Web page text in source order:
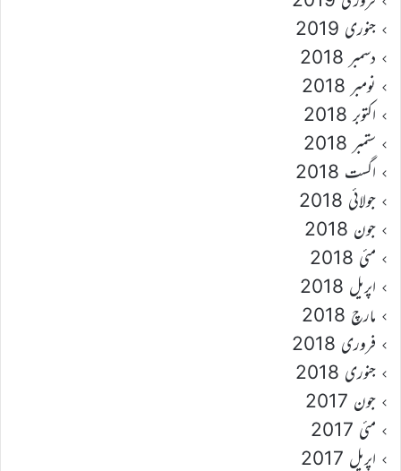
جنوری 2019
دسمبر 2018
نومبر 2018
اکتوبر 2018
ستمبر 2018
اگست 2018
جولائی 2018
جون 2018
مئی 2018
اپریل 2018
مارچ 2018
فروری 2018
جنوری 2018
جون 2017
مئی 2017
اپریل 2017